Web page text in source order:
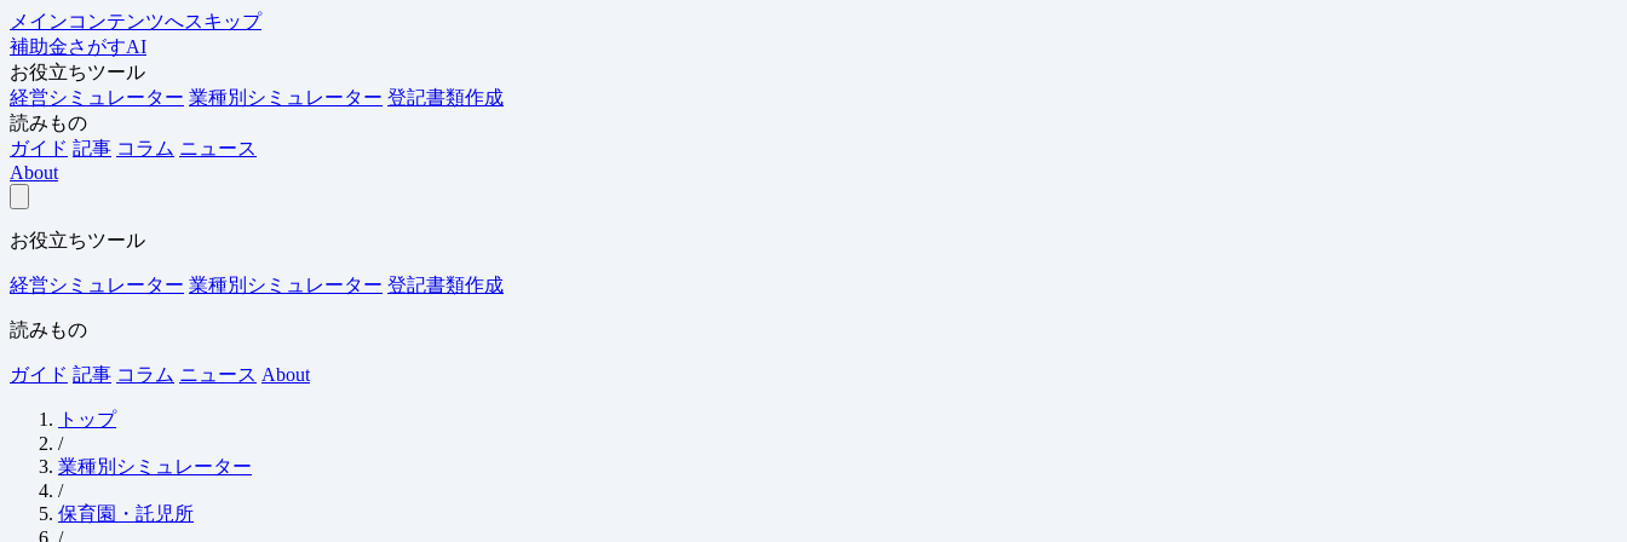
メインコンテンツへスキップ
補助金さがすAI
お役立ちツール
経営シミュレーター 業種別シミュレーター 登記書類作成
読みもの
ガイド 記事 コラム ニュース
About
お役立ちツール
経営シミュレーター 業種別シミュレーター 登記書類作成
読みもの
ガイド 記事 コラム ニュース About
トップ
/
業種別シミュレーター
/
保育園・託児所
/